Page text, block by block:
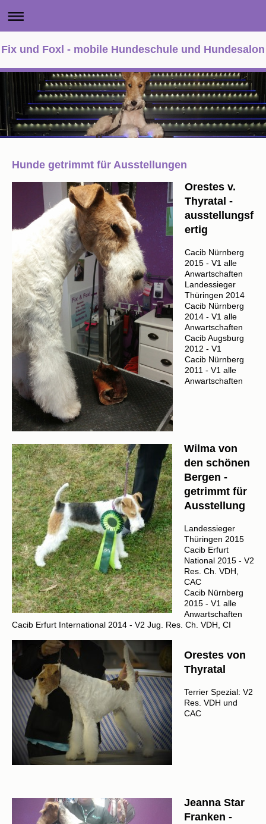
Fix und Foxl - mobile Hundeschule und Hundesalon
Hunde getrimmt für Ausstellungen
Orestes v.
Thyratal -
ausstellungsf
ertig
Cacib Nürnberg
2015 - V1 alle
Anwartschaften
Landessieger
Thüringen 2014
Cacib Nürnberg
2014 - V1 alle
Anwartschaften
Cacib Augsburg
2012 - V1
Cacib Nürnberg
2011 - V1 alle
Anwartschaften
Wilma von
den schönen
Bergen -
getrimmt für
Ausstellung
Landessieger
Thüringen 2015
Cacib Erfurt
National 2015 - V2
Res. Ch. VDH,
CAC
Cacib Nürnberg
2015 - V1 alle
Anwartschaften
Cacib Erfurt International 2014 - V2 Jug. Res. Ch. VDH, CI
Orestes von
Thyratal
Terrier Spezial: V2
Res. VDH und
CAC
Jeanna Star
Franken -